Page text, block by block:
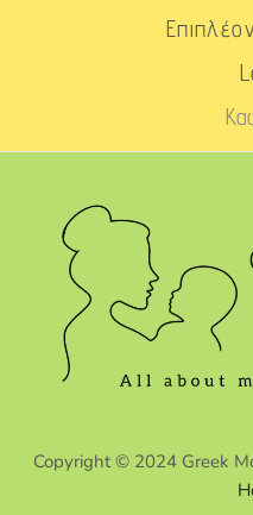
Copyright © 2024 Greek